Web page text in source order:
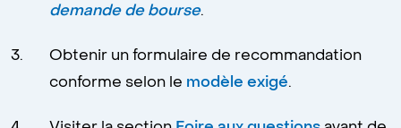
demande de bourse. ​​
Obtenir un formulaire de recommandation
conforme selon le modèle exigé.